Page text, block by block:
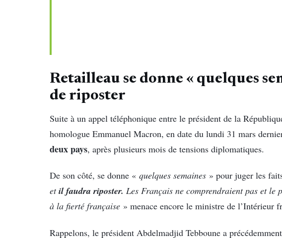
Retailleau se donne « quelques
de riposter
Suite à un appel téléphonique entre le président de la
homologue Emmanuel Macron, en date du lundi 31 mars
deux pays, après plusieurs mois de tensions diplomatiques.
De son côté, se donne « quelques semaines » pour juger les
etil faudra riposter. Les Français ne comprendraient pas et le
à la fierté française » menace encore le ministre de l’Intérieur
Rappelons, le président Abdelmadjid Tebboune a